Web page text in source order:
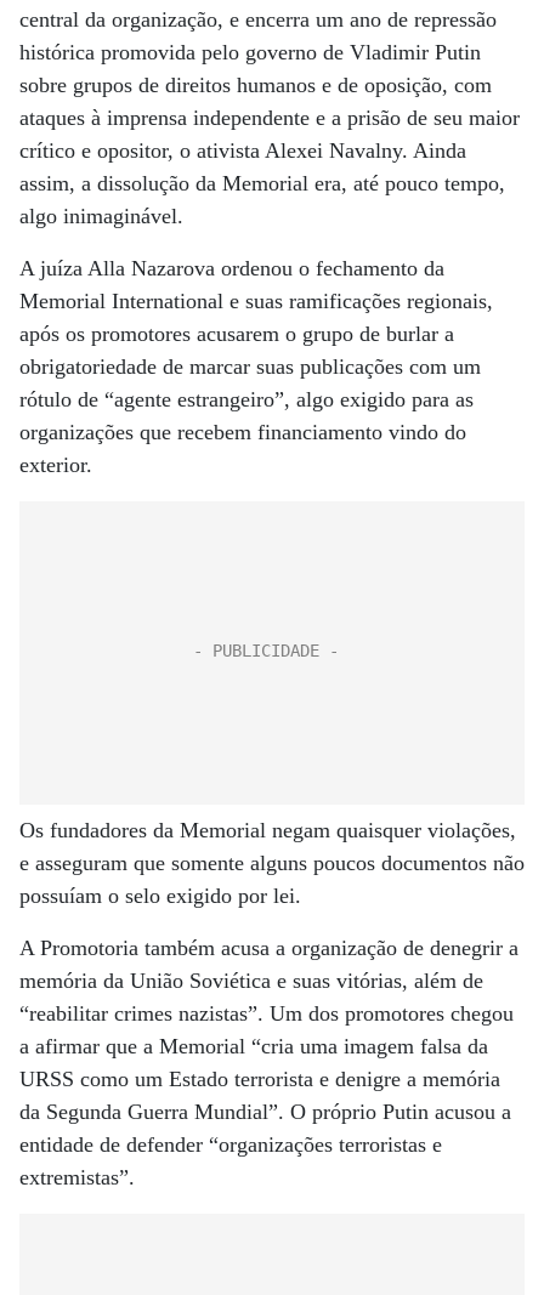
central da organização, e encerra um ano de repressão
histórica promovida pelo governo de Vladimir Putin
sobre grupos de direitos humanos e de oposição, com
ataques à imprensa independente e a prisão de seu maior
crítico e opositor, o ativista Alexei Navalny. Ainda
assim, a dissolução da Memorial era, até pouco tempo,
algo inimaginável.
A juíza Alla Nazarova ordenou o fechamento da
Memorial International e suas ramificações regionais,
após os promotores acusarem o grupo de burlar a
obrigatoriedade de marcar suas publicações com um
rótulo de “agente estrangeiro”, algo exigido para as
organizações que recebem financiamento vindo do
exterior.
Os fundadores da Memorial negam quaisquer violações,
e asseguram que somente alguns poucos documentos não
possuíam o selo exigido por lei.
A Promotoria também acusa a organização de denegrir a
memória da União Soviética e suas vitórias, além de
“reabilitar crimes nazistas”. Um dos promotores chegou
a afirmar que a Memorial “cria uma imagem falsa da
URSS como um Estado terrorista e denigre a memória
da Segunda Guerra Mundial”. O próprio Putin acusou a
entidade de defender “organizações terroristas e
extremistas”.